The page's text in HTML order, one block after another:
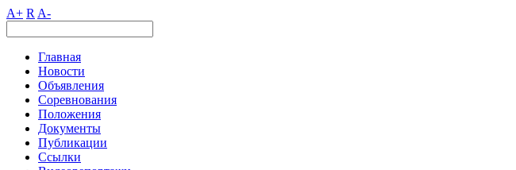
A+ R A-
Главная
Новости
Объявления
Соревнования
Положения
Документы
Публикации
Ссылки